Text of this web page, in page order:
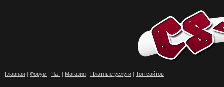
Главная | Форум | Чат | Магазин | Платные услуги | Топ сайтов